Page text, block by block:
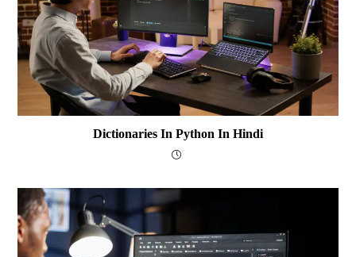
Dictionaries In Python In Hindi